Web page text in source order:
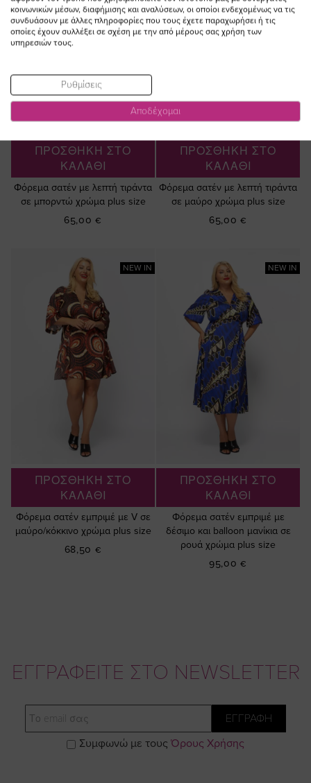
ΠΡΟΣΘΗΚΗ ΣΤΟ
ΚΑΛΑΘΙ
Φόρεμα σατέν με λεπτή τιράντα
σε μπορντώ χρώμα plus size
65,00 €
ΠΡΟΣΘΗΚΗ ΣΤΟ
ΚΑΛΑΘΙ
Φόρεμα σατέν με λεπτή τιράντα
σε μαύρο χρώμα plus size
65,00 €
NEW IN
ΠΡΟΣΘΗΚΗ ΣΤΟ
ΚΑΛΑΘΙ
Φόρεμα σατέν εμπριμέ με V σε
μαύρο/κόκκινο χρώμα plus size
68,50 €
NEW IN
ΠΡΟΣΘΗΚΗ ΣΤΟ
ΚΑΛΑΘΙ
Φόρεμα σατέν εμπριμέ με
δέσιμο και balloon μανίκια σε
ρουά χρώμα plus size
95,00 €
ΕΓΓΡΑΦΕΙΤΕ ΣΤΟ NEWSLETTER
Email
ΕΓΓΡΑΦΗ
Συμφωνώ με τους Όρους Χρήσης
κοινωνικών μέσων, διαφήμισης και αναλύσεων, οι οποίοι ενδεχομένως να τις
συνδυάσουν με άλλες πληροφορίες που τους έχετε παραχωρήσει ή τις
οποίες έχουν συλλέξει σε σχέση με την από μέρους σας χρήση των
υπηρεσιών τους.
Ρυθμίσεις
Αποδέχομαι